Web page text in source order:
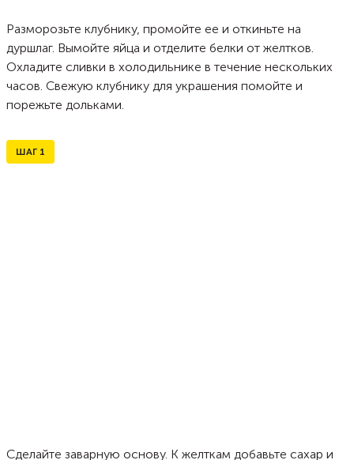
Разморозьте клубнику, промойте ее и откиньте на
дуршлаг. Вымойте яйца и отделите белки от желтков.
Охладите сливки в холодильнике в течение нескольких
часов. Свежую клубнику для украшения помойте и
порежьте дольками.
ШАГ 1
Сделайте заварную основу. К желткам добавьте сахар и